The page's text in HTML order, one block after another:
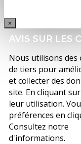
×
AVIS SUR LES
Nous utilisons des
de tiers pour
et collecter des
site. En cliquant
leur utilisation.
préférences en
Consultez notre
d'informations.